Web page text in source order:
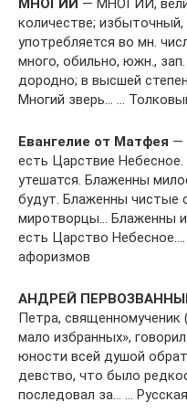
МНОГИЙ — МНОГИЙ,
количестве;
употребляется во мн.
много, обильно, южн.,
дородно; в высшей
Многий зверь… …
Евангелие от Матфея —
есть Царствие
утешатся. Блаженны
будут. Блаженны чистые
миротворцы… Блаженны
есть Царство
афоризмов
АНДРЕЙ
Петра, священномученик
мало избранных»,
юности всей душой
девство, что было
последовал за… …